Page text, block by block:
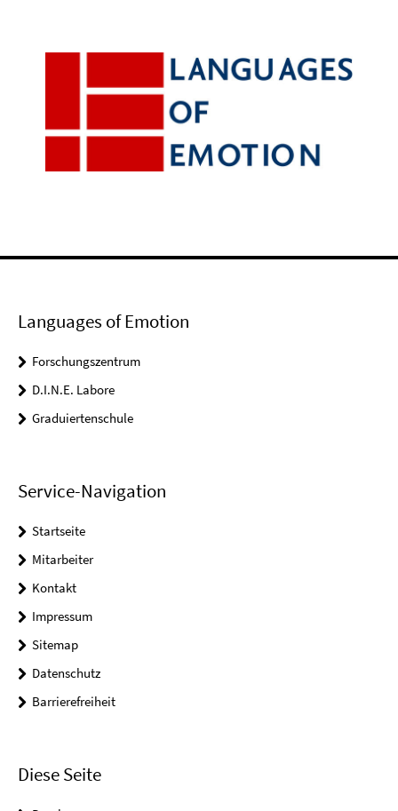
Languages of Emotion
Forschungszentrum
D.I.N.E. Labore
Graduiertenschule
Service-Navigation
Startseite
Mitarbeiter
Kontakt
Impressum
Sitemap
Datenschutz
Barrierefreiheit
Diese Seite